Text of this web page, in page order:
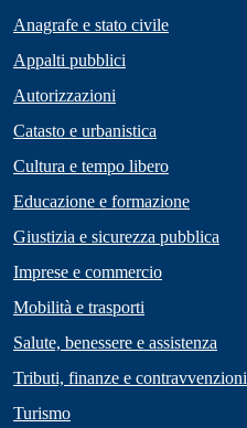
Anagrafe e stato civile
Appalti pubblici
Autorizzazioni
Catasto e urbanistica
Cultura e tempo libero
Educazione e formazione
Giustizia e sicurezza pubblica
Imprese e commercio
Mobilità e trasporti
Salute, benessere e assistenza
Tributi, finanze e contravvenzioni
Turismo